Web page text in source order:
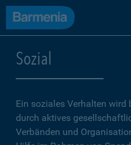
Sozial
Ein soziales Verhalten wird
durch aktives
Verbänden und